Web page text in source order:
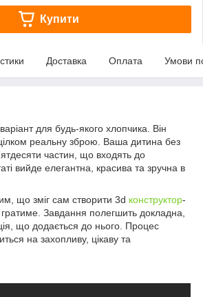
Купити
Доставка Оплата Умови
для будь-якого хлопчика. Він
реальну зброю. Ваша дитина без
частин, що входять до
вийде елегантна, красива та зручна в
що зміг сам створити 3d конструктор-
гратиме. Завдання полегшить докладна,
що додається до нього. Процес
на захопливу, цікаву та